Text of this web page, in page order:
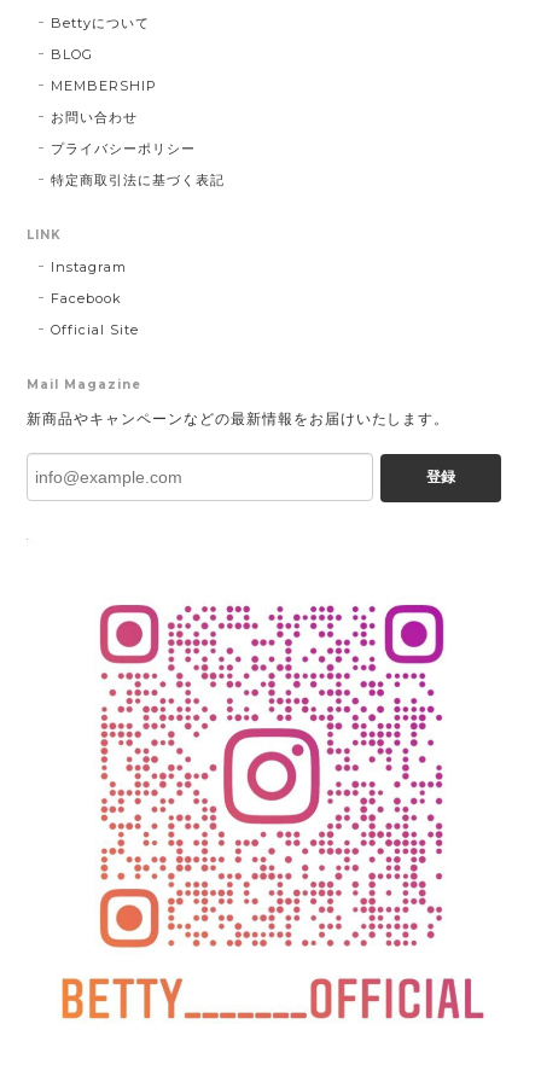
Bettyについて
BLOG
MEMBERSHIP
お問い合わせ
プライバシーポリシー
特定商取引法に基づく表記
LINK
Instagram
Facebook
Official Site
Mail Magazine
新商品やキャンペーンなどの最新情報をお届けいたします。
登録